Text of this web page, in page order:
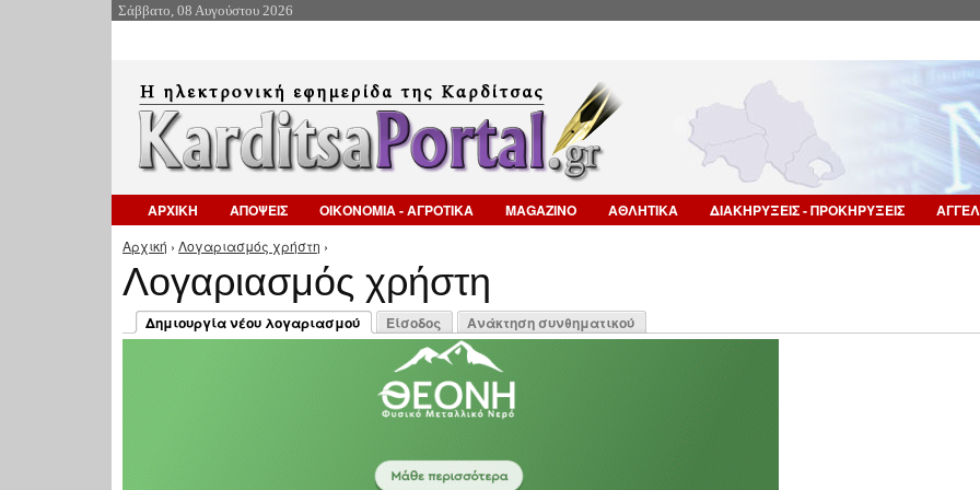
Σάββατο, 08 Αυγούστου 2026
ΑΡΧΙΚΗ ΑΠΟΨΕΙΣ ΟΙΚΟΝΟΜΙΑ - ΑΓΡΟΤΙΚΑ MAGAZINO ΑΘΛΗΤΙΚΑ ΔΙΑΚΗΡΥΞΕΙΣ - ΠΡΟΚΗΡΥΞΕΙΣ
Είστε εδώ
Αρχική › Λογαριασμός χρήστη ›
Λογαριασμός χρήστη
Πρωτεύουσες καρτέλες
Δημιουργία νέου λογαριασμού
(ενεργή καρτέλα)
Είσοδος Ανάκτηση συνθηματικού